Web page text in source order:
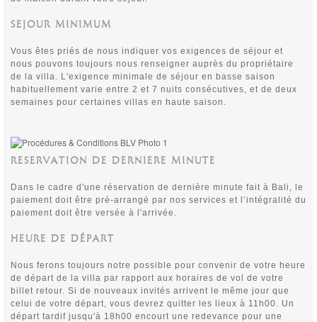
SEJOUR MINIMUM
Vous êtes priés de nous indiquer vos exigences de séjour et
nous pouvons toujours nous renseigner auprès du propriétaire
de la villa. L'exigence minimale de séjour en basse saison
habituellement varie entre 2 et 7 nuits consécutives, et de deux
semaines pour certaines villas en haute saison.
RESERVATION DE DERNIERE MINUTE
Dans le cadre d'une réservation de dernière minute fait à Bali, le
paiement doit être pré-arrangé par nos services et l’intégralité du
paiement doit être versée à l'arrivée.
HEURE DE DÉPART
Nous ferons toujours notre possible pour convenir de votre heure
de départ de la villa par rapport aux horaires de vol de votre
billet retour. Si de nouveaux invités arrivent le même jour que
celui de votre départ, vous devrez quitter les lieux à 11h00. Un
départ tardif jusqu'à 18h00 encourt une redevance pour une